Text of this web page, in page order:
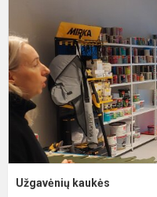
Užgavėnių kaukės